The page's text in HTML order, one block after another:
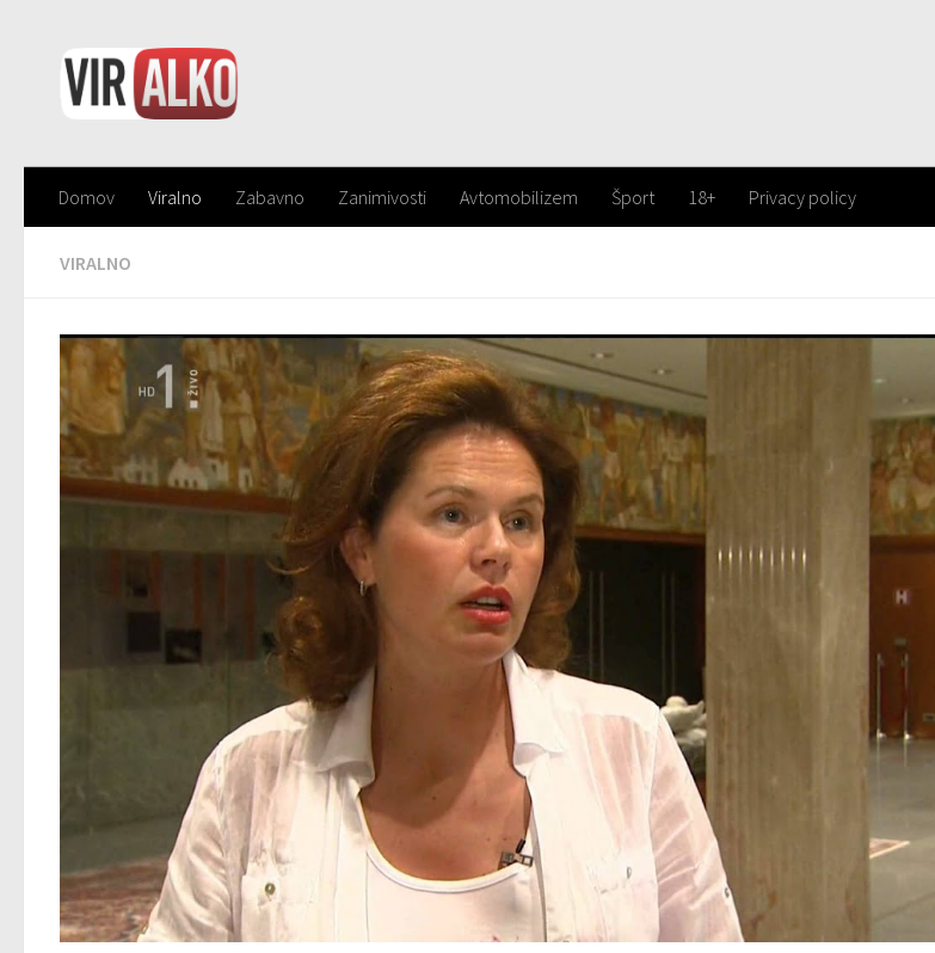
Domov Viralno Zabavno Zanimivosti Avtomobilizem Šport 18+ Privacy policy
VIRALNO